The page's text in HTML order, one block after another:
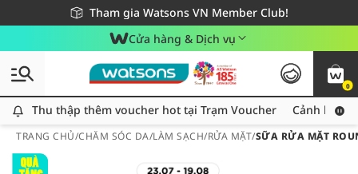
Tham gia Watsons VN Member Club!
Miễn phí giao hàng cho đơn hàng từ 249,000Đ
Giao hàng nhanh 24h - Áp dụng khu vực TP. Hồ Chí Minh
Cửa hàng & Dịch vụ
0
Thu thập thêm voucher hot tại Trạm Voucher
Thu thập thêm voucher hot tại Trạm Voucher Cảnh báo
TRANG CHỦ/CHĂM SÓC DA/LÀM SẠCH/RỬA MẶT/SỮA RỬA MẶT